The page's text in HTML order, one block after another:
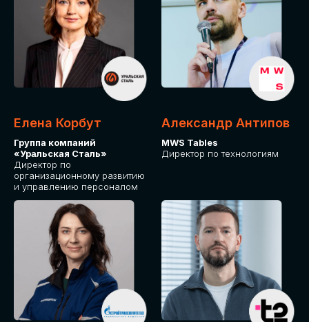
Елена Корбут
Группа компаний
«Уральская Сталь»
Директор по
организационному развитию
и управлению персоналом
Александр Антипов
MWS Tables
Директор по технологиям
Приглашаем стать спикером GLOBAL
TECH FORUM и поделиться своим
опытом и экспертизой. Будем рады
сотрудничеству!
СТАТЬ
СПИКЕРОМ
IT Solutions for Business